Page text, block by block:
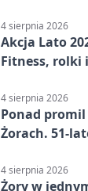
4 sierpnia 2026
Akcja Lato
Fitness, rolki
4 sierpnia 2026
Ponad
Żorach. 51-
4 sierpnia 2026
Żory w